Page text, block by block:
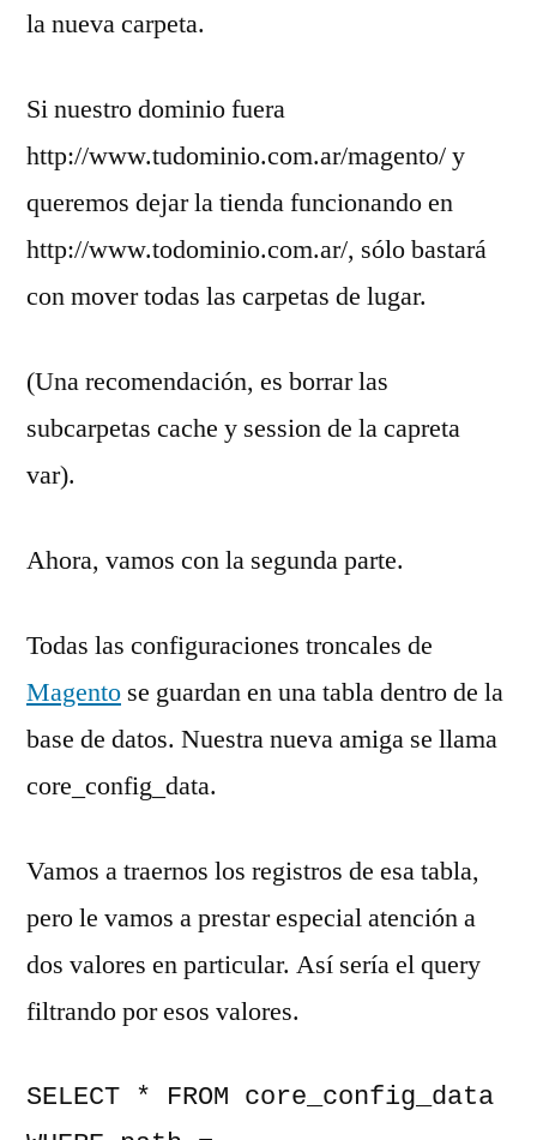
la nueva carpeta.
Si nuestro dominio fuera
http://www.tudominio.com.ar/magento/ y
queremos dejar la tienda funcionando en
http://www.todominio.com.ar/, sólo bastará
con mover todas las carpetas de lugar.
(Una recomendación, es borrar las
subcarpetas cache y session de la capreta
var).
Ahora, vamos con la segunda parte.
Todas las configuraciones troncales de
Magento se guardan en una tabla dentro de la
base de datos. Nuestra nueva amiga se llama
core_config_data.
Vamos a traernos los registros de esa tabla,
pero le vamos a prestar especial atención a
dos valores en particular. Así sería el query
filtrando por esos valores.
SELECT * FROM core_config_data